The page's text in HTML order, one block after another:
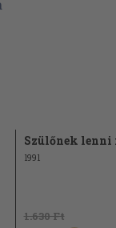
Szülőnek lenni
1991
1.630 Ft